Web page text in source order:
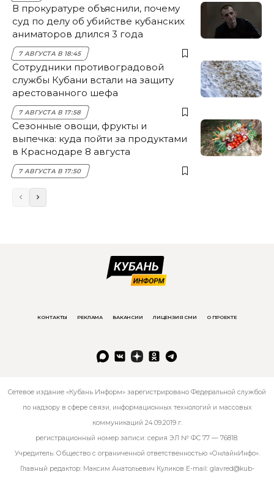
В прокуратуре объяснили, почему
суд по делу об убийстве кубанских
аниматоров длился 3 года
7 АВГУСТА В 18:45
Сотрудники противоградовой
службы Кубани встали на защиту
арестованного шефа
7 АВГУСТА В 17:58
Сезонные овощи, фрукты и
выпечка: куда пойти за продуктами
в Краснодаре 8 августа
7 АВГУСТА В 17:50
КОНТАКТЫ РЕКЛАМА ВАКАНСИИ ЛИЦЕНЗИЯ СМИ О ПРОЕКТЕ
Сетевое издание «Кубань Информ» зарегистрировано Федеральной службой
по надзору в сфере связи, информационных технологий и массовых
коммуникаций 24.09.2019 г.
регистрационный номер записи: серия ЭЛ № ФС 77 — 76818.
Учредитель: Общество с ограниченной ответственностью «ОнлайнИнфо».
Главный редактор: Максим Анатольевич Куликов E-mail: glavred@kub-